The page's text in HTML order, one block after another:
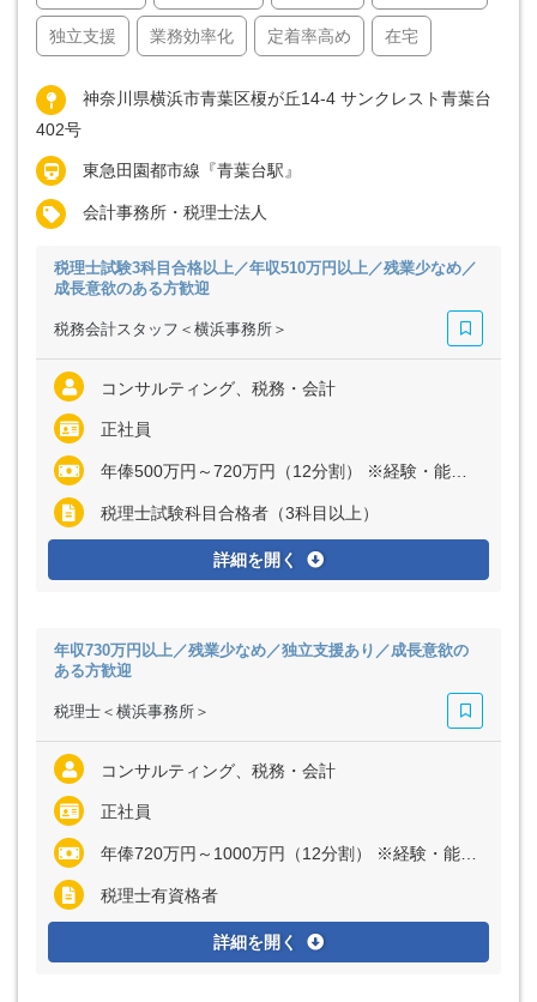
独立支援 業務効率化 定着率高め 在宅
神奈川県横浜市青葉区榎が丘14-4 サンクレスト青葉台
402号
東急田園都市線『青葉台駅』
会計事務所・税理士法人
税理士試験3科目合格以上／年収510万円以上／残業少なめ／
成長意欲のある方歓迎
税務会計スタッフ＜横浜事務所＞
コンサルティング、税務・会計
正社員
年俸500万円～720万円（12分割） ※経験・能力など考慮の上、決定いたします ※残業代は全額支給
税理士試験科目合格者（3科目以上）
詳細を開く
年収730万円以上／残業少なめ／独立支援あり／成長意欲の
ある方歓迎
税理士＜横浜事務所＞
コンサルティング、税務・会計
正社員
年俸720万円～1000万円（12分割） ※経験・能力など考慮の上、決定いたします ※残業代は全額支給
税理士有資格者
詳細を開く